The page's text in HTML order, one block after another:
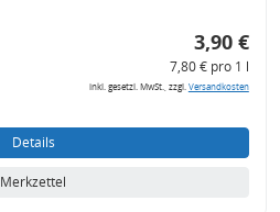
3,90 €
7,80 € pro 1 l
inkl. gesetzl. MwSt., zzgl.Versandkosten
Details
Merkzettel